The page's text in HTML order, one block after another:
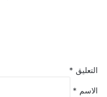
التعليق *
الاسم *